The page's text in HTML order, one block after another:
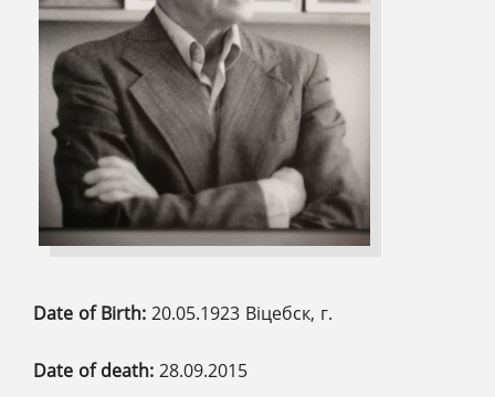
Date of Birth: 20.05.1923 Віцебск, г.
Date of death: 28.09.2015